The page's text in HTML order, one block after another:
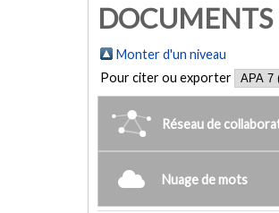
Monter d'un niveau
Pour citer ou exporter
Réseau de
Nuage de mots